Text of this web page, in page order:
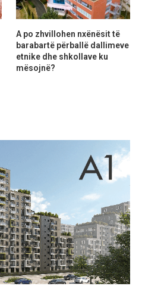
A po zhvillohen nxënësit të
barabartë përballë dallimeve
etnike dhe shkollave ku
mësojnë?